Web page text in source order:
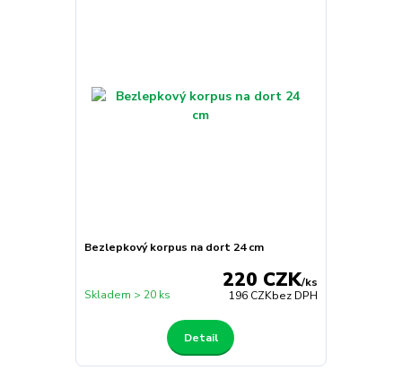
Bezlepkový korpus na dort 24 cm
220 CZK/ks
196 CZKbez DPH
Skladem > 20 ks
Detail